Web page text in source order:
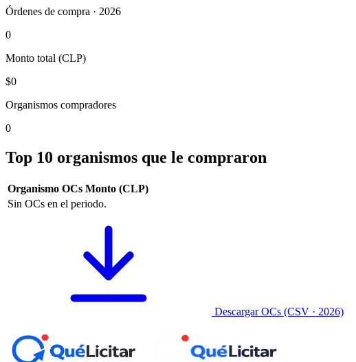
Órdenes de compra · 2026
0
Monto total (CLP)
$0
Organismos compradores
0
Top 10 organismos que le compraron
Organismo OCs Monto (CLP)
Sin OCs en el periodo.
Descargar OCs (CSV · 2026)